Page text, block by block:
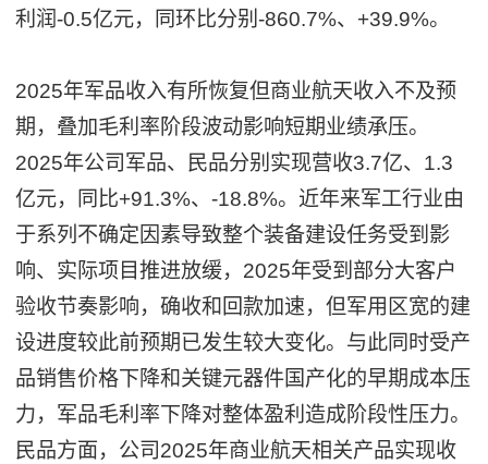
利润-0.5亿元，同环比分别-860.7%、+39.9%。
2025年军品收入有所恢复但商业航天收入不及预
期，叠加毛利率阶段波动影响短期业绩承压。
2025年公司军品、民品分别实现营收3.7亿、1.3
亿元，同比+91.3%、-18.8%。近年来军工行业由
于系列不确定因素导致整个装备建设任务受到影
响、实际项目推进放缓，2025年受到部分大客户
验收节奏影响，确收和回款加速，但军用区宽的建
设进度较此前预期已发生较大变化。与此同时受产
品销售价格下降和关键元器件国产化的早期成本压
力，军品毛利率下降对整体盈利造成阶段性压力。
民品方面，公司2025年商业航天相关产品实现收